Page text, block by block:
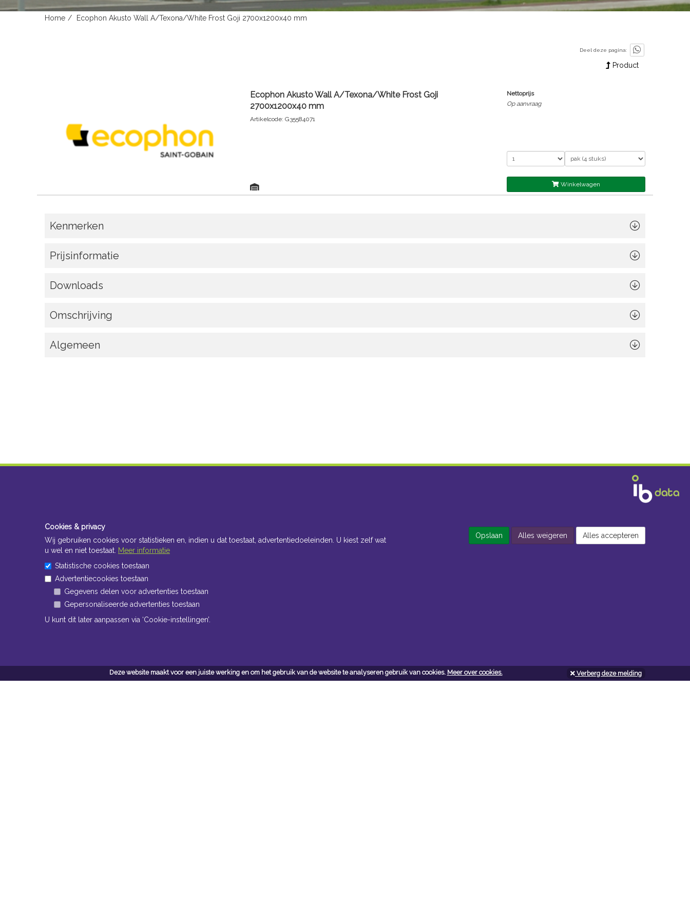
Deze website maakt voor een juiste werking en om het gebruik van de website te analyseren gebruik van cookies. Meer over cookies. Verberg deze melding
Home Ecophon Akusto Wall A/Texona/White Frost Goji 2700x1200x40 mm
Deel deze pagina:
Product
Ecophon Akusto Wall A/Texona/White Frost Goji
2700x1200x40 mm
Artikelcode: G35584071
Nettoprijs
Op aanvraag
Winkelwagen
Kenmerken
Prijsinformatie
Downloads
Omschrijving
Algemeen
Cookies & privacy
Wij gebruiken cookies voor statistieken en, indien u dat toestaat, advertentiedoeleinden. U kiest zelf wat
u wel en niet toestaat. Meer informatie
Statistische cookies toestaan
Advertentiecookies toestaan
Gegevens delen voor advertenties toestaan
Gepersonaliseerde advertenties toestaan
U kunt dit later aanpassen via ‘Cookie-instellingen’.
Opslaan Alles weigeren Alles accepteren